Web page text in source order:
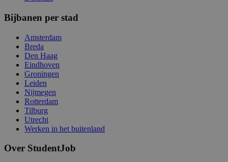
Bijbanen per stad
Amsterdam
Breda
Den Haag
Eindhoven
Groningen
Leiden
Nijmegen
Rotterdam
Tilburg
Utrecht
Werken in het buitenland
Over StudentJob